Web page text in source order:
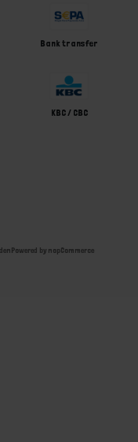
Bank transfer
KBC / CBC
Powered by nopCommerce